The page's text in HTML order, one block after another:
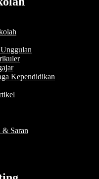
Kependidikan
& Saran